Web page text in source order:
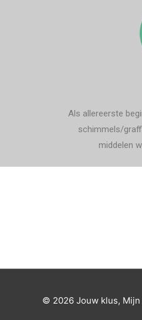
Als allereerste
schimmels/
middelen
© 2026 Jouw klus,